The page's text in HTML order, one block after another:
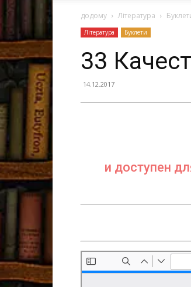
додому Література
Література Буклети
33
14.12.2017
и доступен